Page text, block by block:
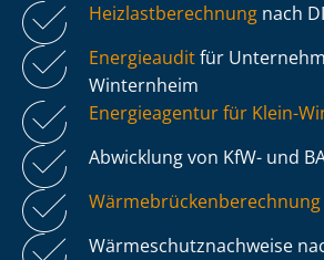
Heiz­last­be­rech­nung nach
Energieauditfür
Winternheim
Energieagentur für Klein-
Abwicklung von KfW- und
Wär­me­brü­cken­be­rech­nung
Wär­me­schutz­nach­wei­se